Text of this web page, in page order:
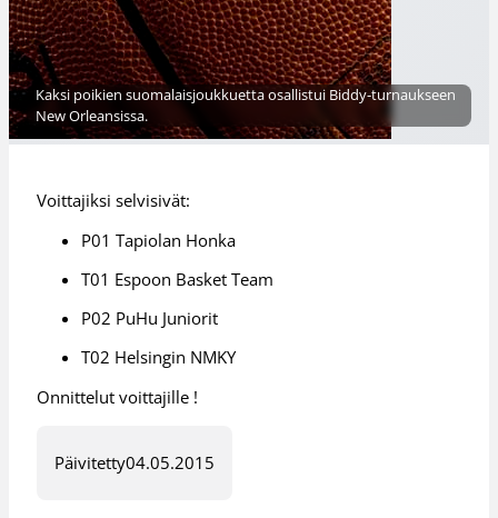
Kaksi poikien suomalaisjoukkuetta osallistui Biddy-turnaukseen
New Orleansissa.
Voittajiksi selvisivät:
P01 Tapiolan Honka
T01 Espoon Basket Team
P02 PuHu Juniorit
T02 Helsingin NMKY
Onnittelut voittajille !
Päivitetty04.05.2015